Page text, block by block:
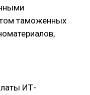
таможенных
ИТ-